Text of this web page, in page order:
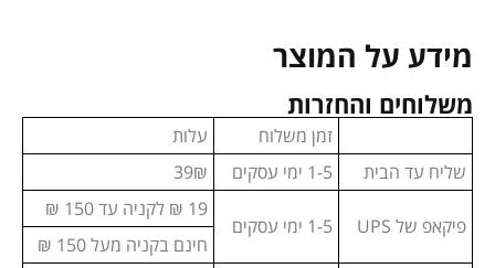
מידע על המוצר
משלוחים והחזרות
זמן משלוח
עלות
שליח עד הבית
1-5 ימי עסקים 39₪
פיקאפ של UPS 1-5 ימי עסקים
19 ₪ לקניה עד 150 ₪
חינם בקניה מעל 150 ₪